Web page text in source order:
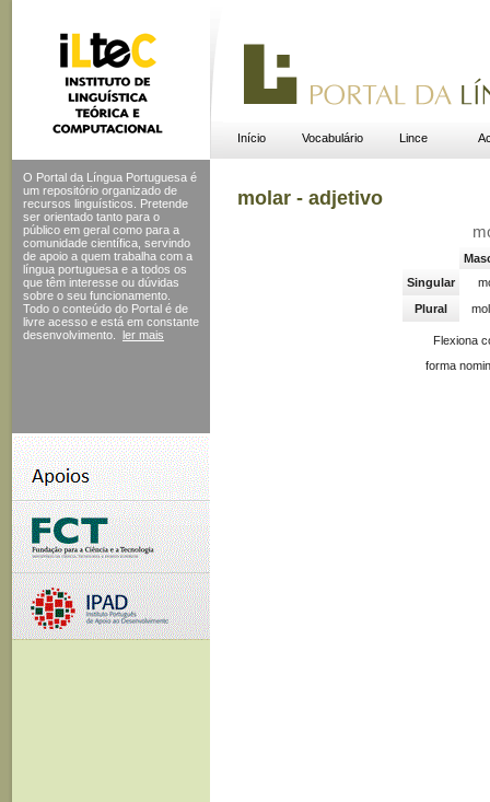
Início Vocabulário Lince
O Portal da Língua Portuguesa é
um repositório organizado de
recursos linguísticos. Pretende
ser orientado tanto para o
público em geral como para a
comunidade científica, servindo
de apoio a quem trabalha com a
língua portuguesa e a todos os
que têm interesse ou dúvidas
sobre o seu funcionamento.
Todo o conteúdo do Portal é de
livre acesso e está em constante
desenvolvimento.
ler mais
molar - adjetivo
Singular
Plural
Flexiona
forma